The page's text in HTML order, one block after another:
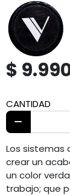
$
CANTIDAD
Los sistemas
crear un
un color
trabajo; que